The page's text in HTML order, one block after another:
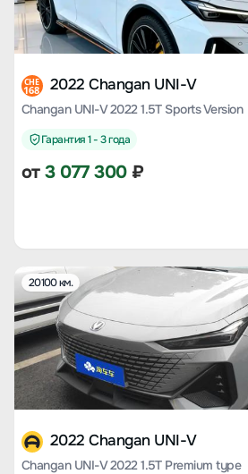
CHE
168 2022 Changan UNI-V
Changan UNI-V 2022 1.5T Sports Version
Гарантия 1 - 3 года
от3 077 300₽
20100 км.
2022 Changan UNI-V
Changan UNI-V 2022 1.5T Premium type